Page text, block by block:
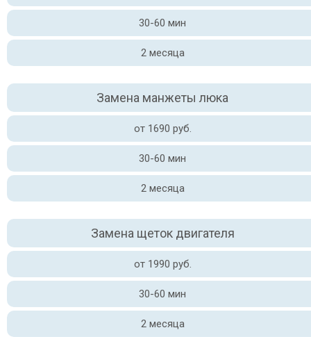
30-60 мин
2 месяца
Замена манжеты люка
от 1690 руб.
30-60 мин
2 месяца
Замена щеток двигателя
от 1990 руб.
30-60 мин
2 месяца